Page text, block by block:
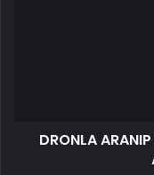
DRONLA